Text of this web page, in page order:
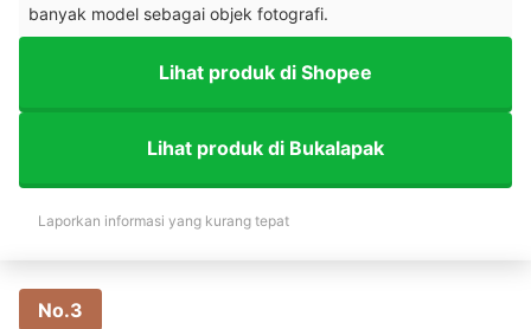
banyak model sebagai objek fotografi.
Lihat produk di Shopee
Lihat produk di Bukalapak
Laporkan informasi yang kurang tepat
No.3